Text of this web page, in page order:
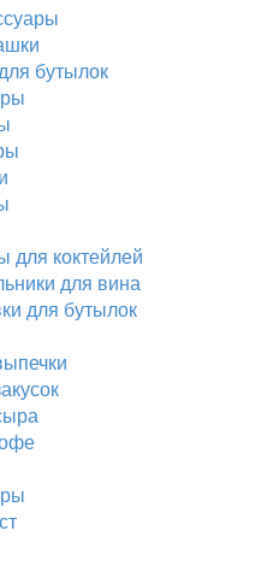
бутылок
для коктейлей
для вина
для бутылок